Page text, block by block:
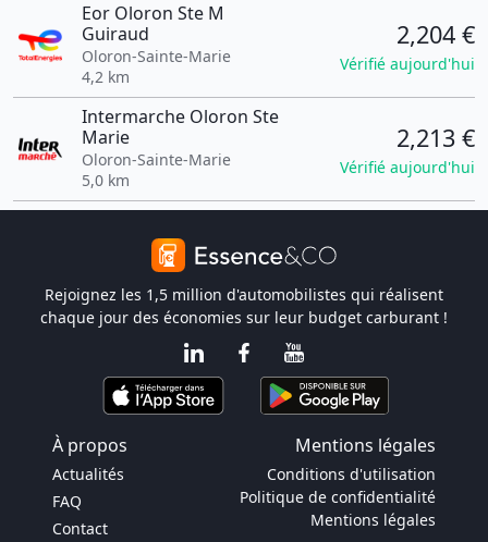
Eor Oloron Ste M
Guiraud
Oloron-Sainte-Marie
4,2 km
2,204 €
Vérifié aujourd'hui
Intermarche Oloron Ste
Marie
Oloron-Sainte-Marie
5,0 km
2,213 €
Vérifié aujourd'hui
Rejoignez les 1,5 million d'automobilistes qui réalisent
chaque jour des économies sur leur budget carburant !
À propos Mentions légales
Actualités
FAQ
Contact
Conditions d'utilisation
Politique de confidentialité
Mentions légales